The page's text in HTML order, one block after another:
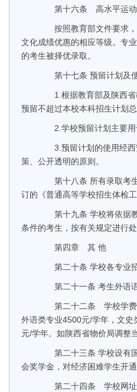
第十六条 高水平运动
按照教育部文件要求，
文化成绩优惠的相应等级。专
的考生被择优录取。
第十七条 预留计划及使
1.根据教育部及陕西省
预留不超过本校本科招生计划
2.学校预留计划主要用
3.预留计划的使用经西
策、公开透明的原则。
第十八条 所有录取考生
订的《普通高等学校招生体检
第十九条 学校将依据教
条件的考生，按有关规定进行处
第四章 其 他
第二十条 学校各专业招
第二十一条 考生外语语
第二十二条 学校学费及
外语类专业4500元/学年，文
元/学年。如陕西省物价局调整
第二十三条 学校设有国
会奖学金，对经济困难学生开
第二十四条 学校网址